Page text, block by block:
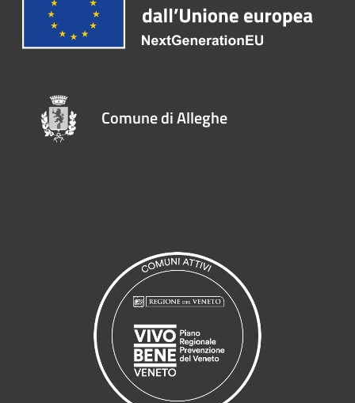
Comune di Alleghe